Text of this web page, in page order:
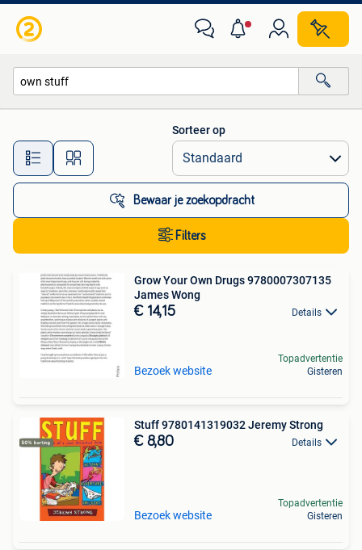
Alle afstanden…
Sorteer op
Bewaar je zoekopdracht
Filters
Grow Your Own Drugs 9780007307135
James Wong
€ 14,15 Details
Bezoek website
Topadvertentie
Gisteren
Stuff 9780141319032 Jeremy Strong
€ 8,80 Details
Bezoek website
Topadvertentie
Gisteren